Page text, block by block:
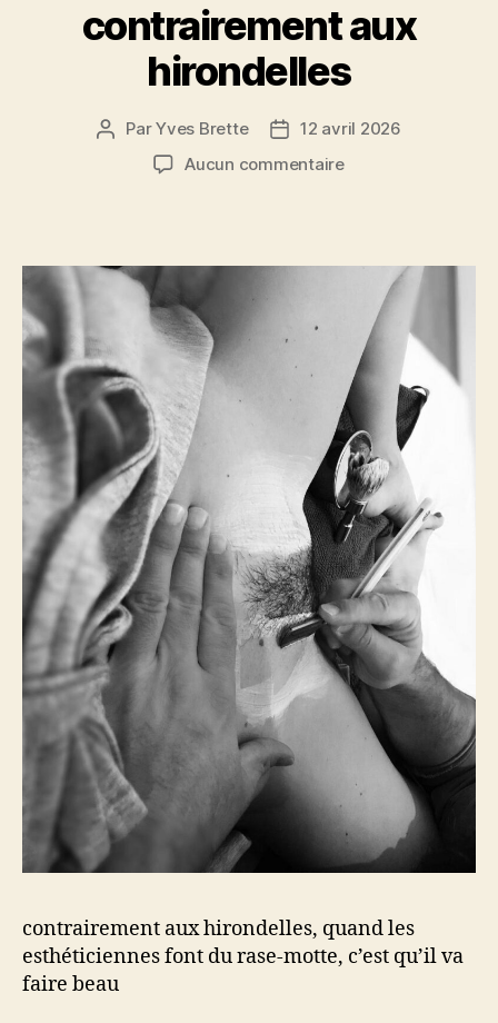
contrairement aux
hirondelles
Auteur
l’article
ParYves Brette
Date12 avril 2026
Aucun commentairesur
contrairement aux hirondelles, quand les
esthéticiennes font du rase-motte, c’est qu’il va
faire beau